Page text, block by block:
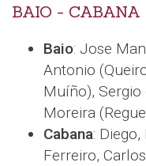
BAIO - CABANA
Baio: Jose
Antonio
Muíño), Sergio
Moreira
Cabana:
Ferreiro,